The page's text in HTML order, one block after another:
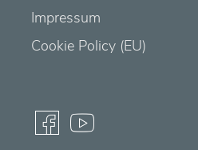
Impressum
Cookie Policy (EU)